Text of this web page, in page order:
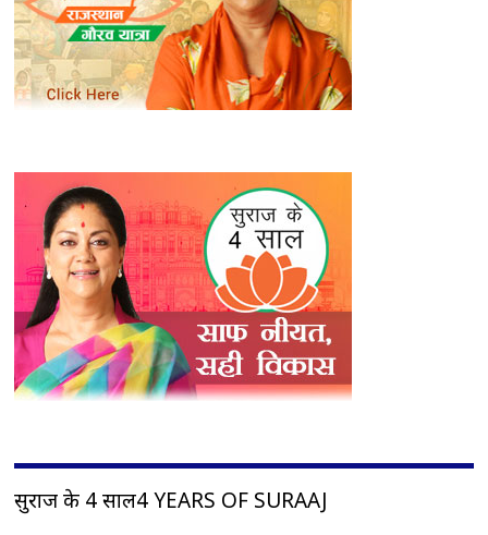
सुराज के 4 साल4 YEARS OF SURAAJ